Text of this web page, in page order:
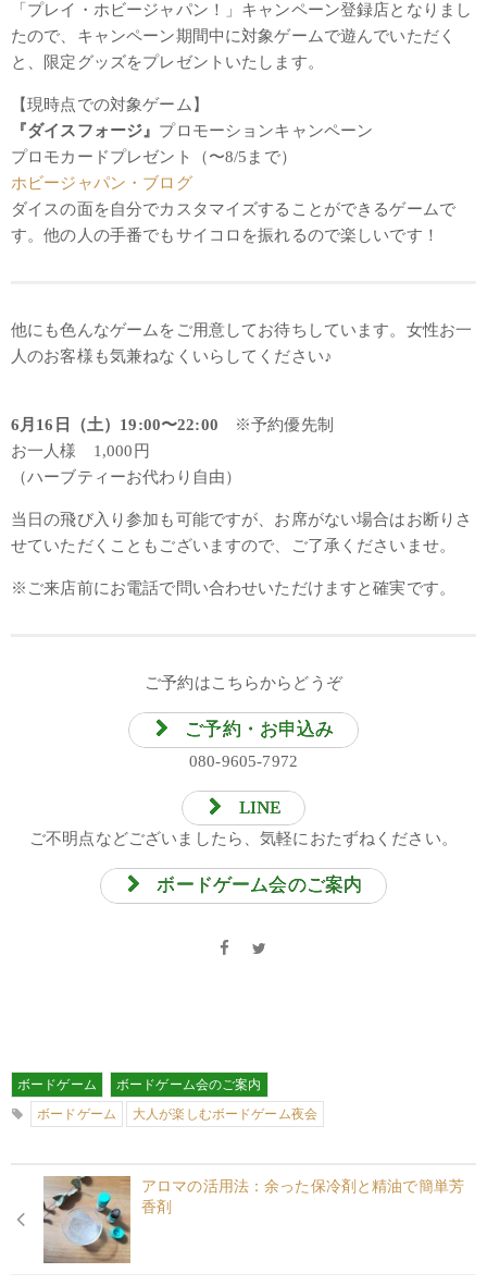
「プレイ・ホビージャパン！」キャンペーン登録店となりまし
たので、キャンペーン期間中に対象ゲームで遊んでいただく
と、限定グッズをプレゼントいたします。
【現時点での対象ゲーム】
『ダイスフォージ』 プロモーションキャンペーン
プロモカードプレゼント（〜8/5まで）
ホビージャパン・ブログ
ダイスの面を自分でカスタマイズすることができるゲームで
す。他の人の手番でもサイコロを振れるので楽しいです！
他にも色んなゲームをご用意してお待ちしています。女性お一
人のお客様も気兼ねなくいらしてください♪
6月16日（土）19:00〜22:00 ※予約優先制
お一人様 1,000円
（ハーブティーお代わり自由）
当日の飛び入り参加も可能ですが、お席がない場合はお断りさ
せていただくこともございますので、ご了承くださいませ。
※ご来店前にお電話で問い合わせいただけますと確実です。
ご予約はこちらからどうぞ
ご予約・お申込み
080-9605-7972
LINE
ご不明点などございましたら、気軽におたずねください。
ボードゲーム会のご案内
ボードゲーム
ボードゲーム会のご案内
ボードゲーム
大人が楽しむボードゲーム夜会
アロマの活用法：余った保冷剤と精油で簡単芳
香剤